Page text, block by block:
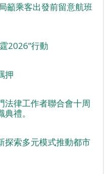
籲乘客出發前留意航班
2026”行動
押
法律工作者聯合會十周
禮。
探索多元模式推動都市